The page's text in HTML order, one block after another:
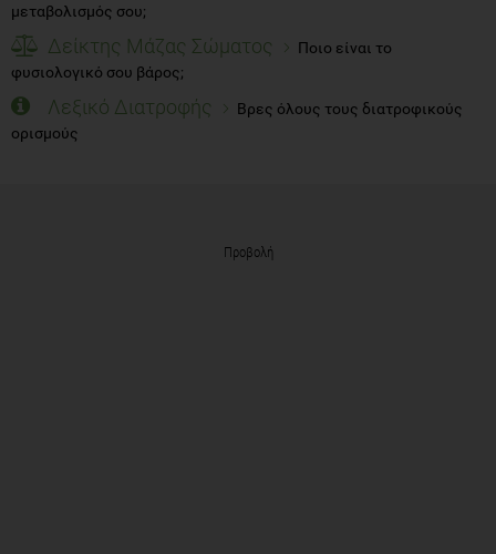
μεταβολισμός σου;
Δείκτης Μάζας Σώματος
Ποιο είναι το
φυσιολογικό σου βάρος;
Λεξικό Διατροφής
Βρες όλους τους διατροφικούς
ορισμούς
Προβολή